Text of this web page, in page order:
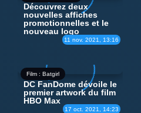
11 nov. 2021, 13:16
Découvrez deux
nouvelles affiches
promotionnelles et le
nouveau logo
Film : Batgirl
17 oct. 2021, 14:23
DC FanDome dévoile le
premier artwork du film
HBO Max